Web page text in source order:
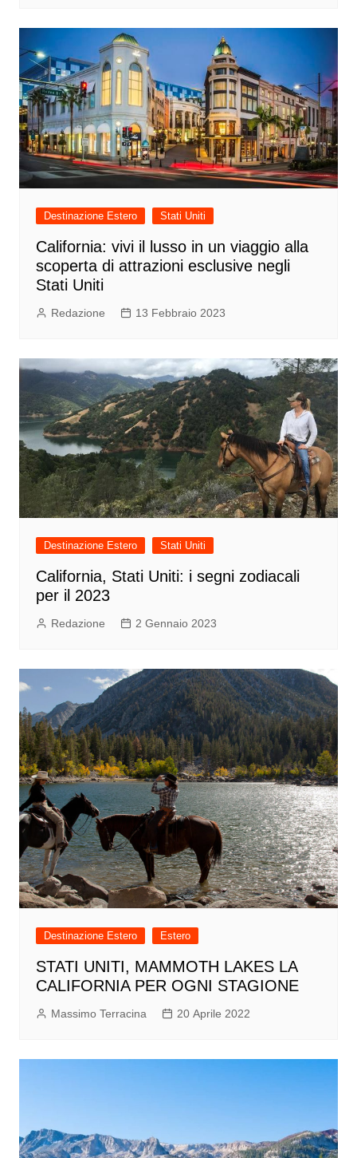
Destinazione Estero Stati Uniti
California: vivi il lusso in un viaggio alla
scoperta di attrazioni esclusive negli
Stati Uniti
Redazione 13 Febbraio 2023
Destinazione Estero Stati Uniti
California, Stati Uniti: i segni zodiacali
per il 2023
Redazione 2 Gennaio 2023
Destinazione Estero Estero
STATI UNITI, MAMMOTH LAKES LA
CALIFORNIA PER OGNI STAGIONE
Massimo Terracina 20 Aprile 2022